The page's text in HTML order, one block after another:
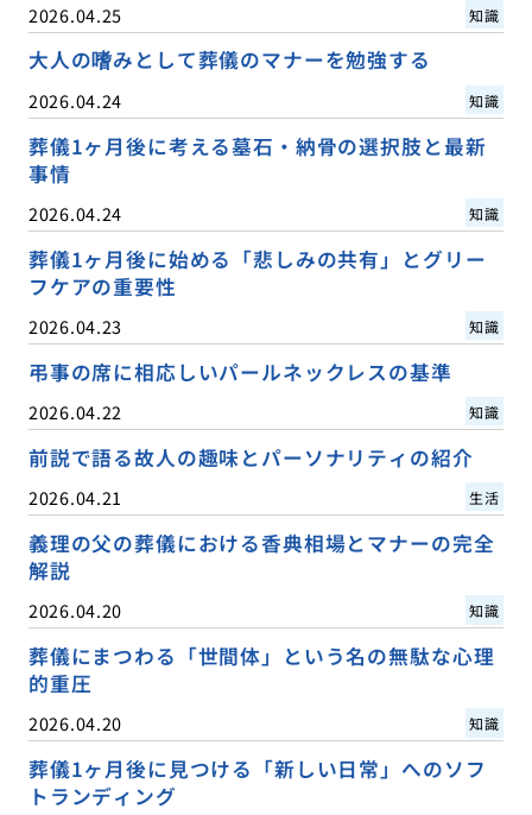
2026.04.25 知識
大人の嗜みとして葬儀のマナーを勉強する
2026.04.24 知識
葬儀1ヶ月後に考える墓石・納骨の選択肢と最新
事情
2026.04.24 知識
葬儀1ヶ月後に始める「悲しみの共有」とグリー
フケアの重要性
2026.04.23 知識
弔事の席に相応しいパールネックレスの基準
2026.04.22 知識
前説で語る故人の趣味とパーソナリティの紹介
2026.04.21 生活
義理の父の葬儀における香典相場とマナーの完全
解説
2026.04.20 知識
葬儀にまつわる「世間体」という名の無駄な心理
的重圧
2026.04.20 知識
葬儀1ヶ月後に見つける「新しい日常」へのソフ
トランディング